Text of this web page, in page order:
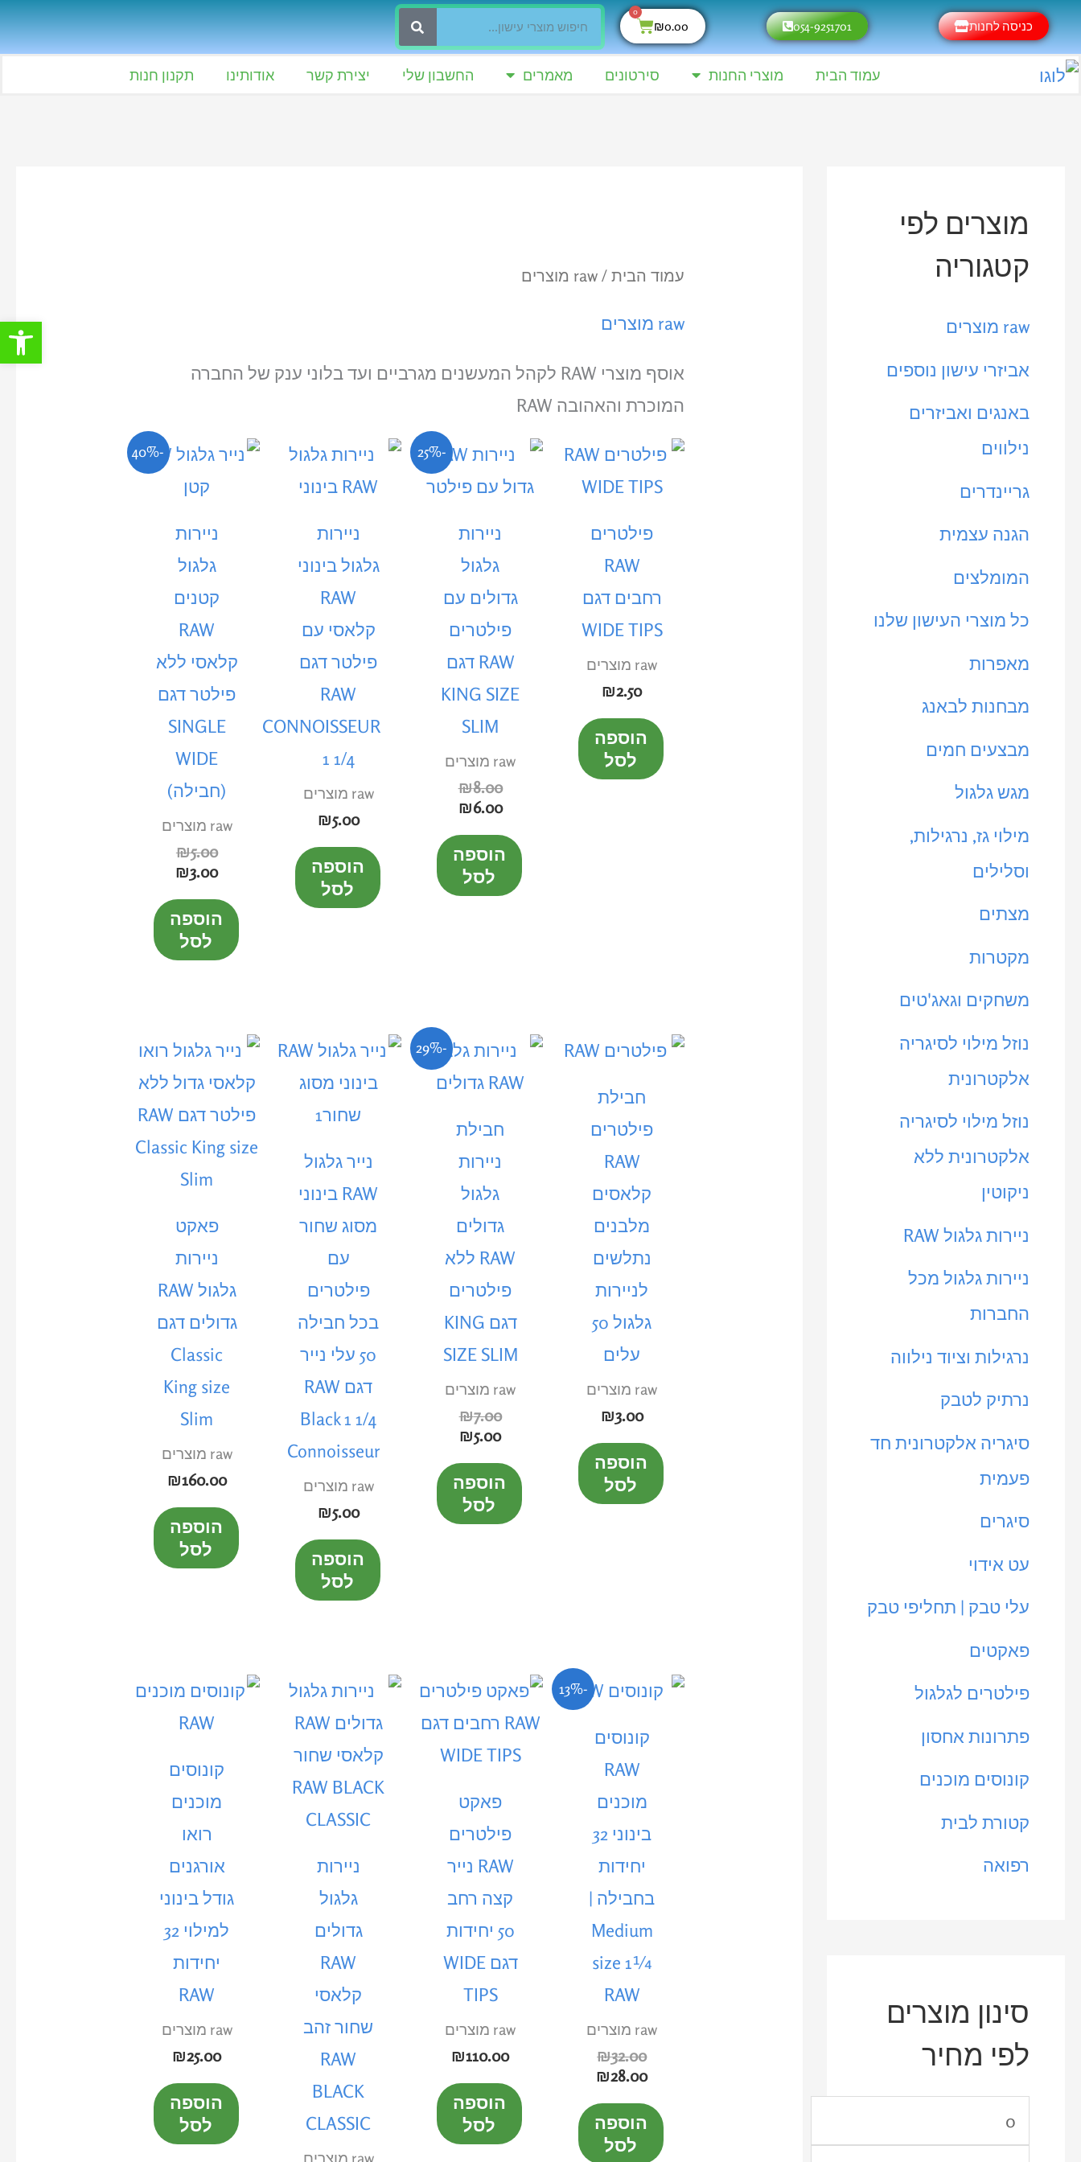
פתח
דילוג
לתוכן
כניסה לחנות 054-9251701
₪0.00
0
עגלת
קניות
חיפוש
עמוד הבית מוצרי החנות סירטונים מאמרים החשבון שלי יצירת קשר אודותינו תקנון חנות
מוצרים לפי
קטגוריה
raw מוצרים
אביזרי עישון נוספים
באנגים ואביזרים
נילווים
גריינדרים
הגנה עצמית
המומלצים
כל מוצרי העישון שלנו
מאפרות
מבחנות לבאנג
מבצעים חמים
מגש גלגול
מילוי גז, נרגילות,
וסלילים
מצתים
מקטרות
משחקים וגאג'טים
נוזל מילוי לסיגריה
אלקטרונית
נוזל מילוי לסיגריה
אלקטרונית ללא
ניקוטין
ניירות גלגול RAW
ניירות גלגול מכל
החברות
נרגילות וציוד נילווה
נרתיק לטבק
סיגריה אלקטרונית חד
פעמית
סיגרים
עט אידוי
עלי טבק | תחליפי טבק
פאקטים
פילטרים לגלגול
פתרונות אחסון
קונוסים מוכנים
קטורת לבית
רפואה
סינון מוצרים
לפי מחיר
ח
י
מ
י
נ
י
ח
י
מ
ק
ס
י
עמוד הבית/ raw מוצרים
raw מוצרים
אוסף מוצרי RAW לקהל המעשנים מגרביים ועד בלוני ענק של החברה
המוכרת והאהובה RAW
פילטרים
RAW
רחבים דגם
WIDE TIPS
raw מוצרים
₪2.50
הוספה
לסל
-25%
ניירות
גלגול
גדולים עם
פילטרים
RAW דגם
KING SIZE
SLIM
raw מוצרים
₪8.00
המחיר
המקורי
היה:
₪6.00
המחיר
הנוכחי
הוא:
הוספה
לסל
ניירות
גלגול בינוני
RAW
קלאסי עם
פילטר דגם
RAW
CONNOISSEUR
1 1/4
raw מוצרים
₪5.00
הוספה
לסל
-40%
ניירות
גלגול
קטנים
RAW
קלאסי ללא
פילטר דגם
SINGLE
WIDE
(חבילה)
raw מוצרים
₪5.00
המחיר
המקורי
₪3.00
המחיר
הנוכחי
הוספה
לסל
חבילת
פילטרים
RAW
קלאסים
מלבנים
נתלשים
לניירות
גלגול 50
עלים
raw מוצרים
₪3.00
הוספה
לסל
-29%
חבילת
ניירות
גלגול
גדולים
RAW ללא
פילטרים
דגם KING
SIZE SLIM
raw מוצרים
₪7.00
המחיר
המקורי
היה:
₪5.00
המחיר
הנוכחי
הוא:
הוספה
לסל
נייר גלגול
RAW בינוני
מסוג שחור
עם
פילטרים
בכל חבילה
50 עלי נייר
דגם RAW
Black 1 1/4
Connoisseur
raw מוצרים
₪5.00
הוספה
לסל
פאקט
ניירות
גלגול RAW
גדולים דגם
Classic
King size
Slim
raw מוצרים
₪160.00
הוספה
לסל
-13%
קונוסים
RAW
מוכנים
בינוני 32
יחידות
בחבילה |
Medium
size 1¼
RAW
raw מוצרים
₪32.00
המחיר
המקורי
₪32.00.
₪28.00
המחיר
הנוכחי
₪28.00.
הוספה
לסל
פאקט
פילטרים
RAW נייר
קצה רחב
50 יחידות
דגם WIDE
TIPS
raw מוצרים
₪110.00
הוספה
לסל
ניירות
גלגול
גדולים
RAW
קלאסי
שחור זהב
RAW
BLACK
CLASSIC
raw מוצרים
קונוסים
מוכנים
רואו
אורגנים
גודל בינוני
למילוי 32
יחידות
RAW
raw מוצרים
₪25.00
הוספה
לסל